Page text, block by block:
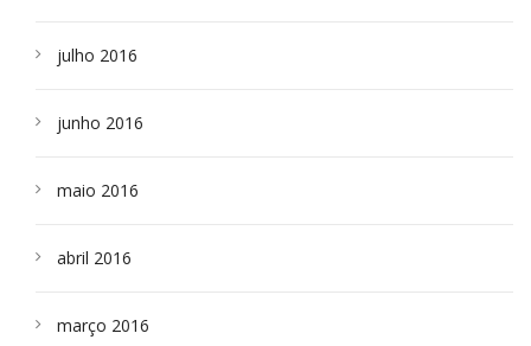
julho 2016
junho 2016
maio 2016
abril 2016
março 2016